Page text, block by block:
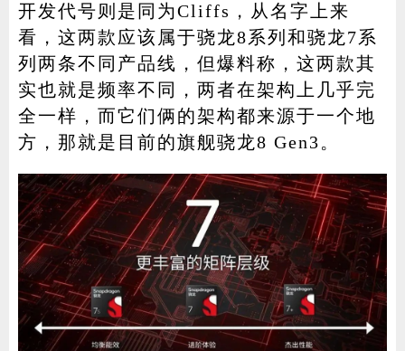
开发代号则是同为Cliffs，从名字上来
看，这两款应该属于骁龙8系列和骁龙7系
列两条不同产品线，但爆料称，这两款其
实也就是频率不同，两者在架构上几乎完
全一样，而它们俩的架构都来源于一个地
方，那就是目前的旗舰骁龙8 Gen3。